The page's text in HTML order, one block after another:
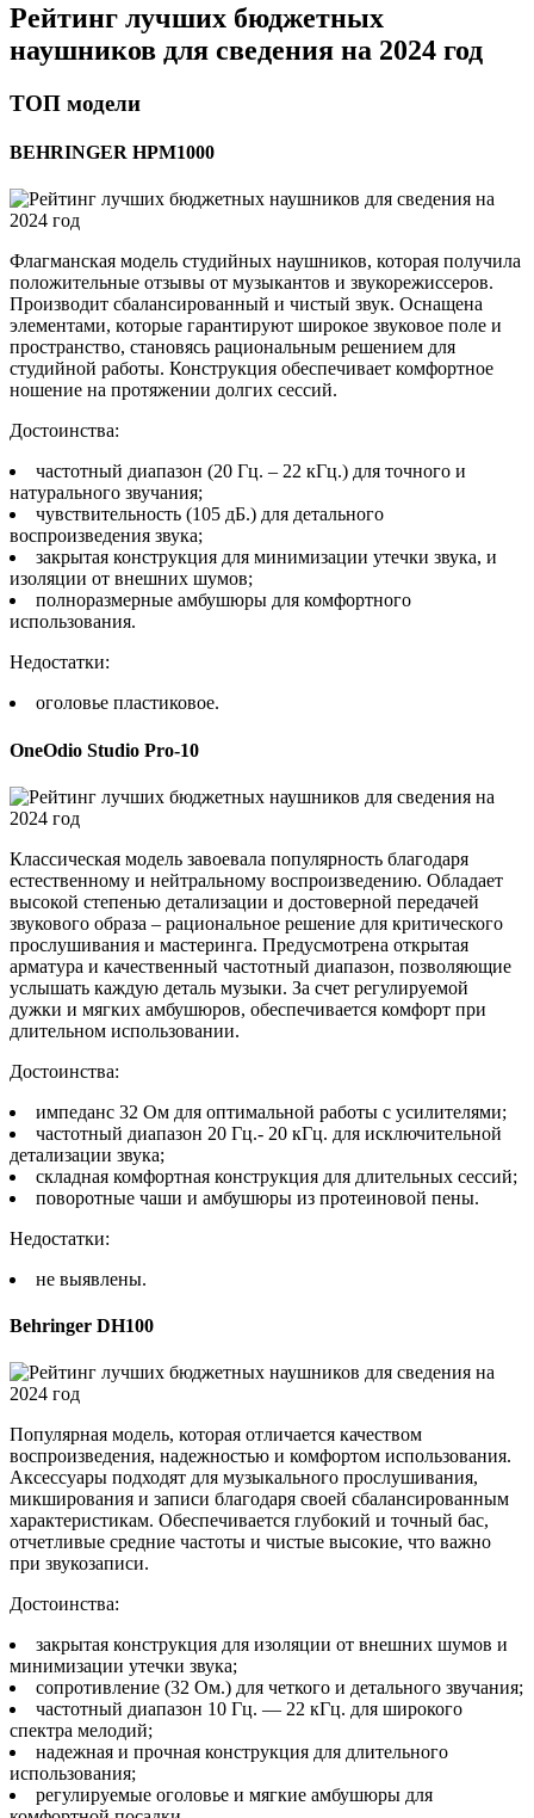
Рейтинг лучших бюджетных
наушников для сведения на 2024 год
ТОП модели
BEHRINGER HPM1000
Флагманская модель студийных наушников, которая получила
положительные отзывы от музыкантов и звукорежиссеров.
Производит сбалансированный и чистый звук. Оснащена
элементами, которые гарантируют широкое звуковое поле и
пространство, становясь рациональным решением для
студийной работы. Конструкция обеспечивает комфортное
ношение на протяжении долгих сессий.
Достоинства:
частотный диапазон (20 Гц. – 22 кГц.) для точного и
натурального звучания;
чувствительность (105 дБ.) для детального
воспроизведения звука;
закрытая конструкция для минимизации утечки звука, и
изоляции от внешних шумов;
полноразмерные амбушюры для комфортного
использования.
Недостатки:
оголовье пластиковое.
OneOdio Studio Pro-10
Классическая модель завоевала популярность благодаря
естественному и нейтральному воспроизведению. Обладает
высокой степенью детализации и достоверной передачей
звукового образа – рациональное решение для критического
прослушивания и мастеринга. Предусмотрена открытая
арматура и качественный частотный диапазон, позволяющие
услышать каждую деталь музыки. За счет регулируемой
дужки и мягких амбушюров, обеспечивается комфорт при
длительном использовании.
Достоинства:
импеданс 32 Ом для оптимальной работы с усилителями;
частотный диапазон 20 Гц.- 20 кГц. для исключительной
детализации звука;
складная комфортная конструкция для длительных сессий;
поворотные чаши и амбушюры из протеиновой пены.
Недостатки:
не выявлены.
Behringer DH100
Популярная модель, которая отличается качеством
воспроизведения, надежностью и комфортом использования.
Аксессуары подходят для музыкального прослушивания,
микширования и записи благодаря своей сбалансированным
характеристикам. Обеспечивается глубокий и точный бас,
отчетливые средние частоты и чистые высокие, что важно
при звукозаписи.
Достоинства:
закрытая конструкция для изоляции от внешних шумов и
минимизации утечки звука;
сопротивление (32 Ом.) для четкого и детального звучания;
частотный диапазон 10 Гц. — 22 кГц. для широкого
спектра мелодий;
надежная и прочная конструкция для длительного
использования;
регулируемые оголовье и мягкие амбушюры для